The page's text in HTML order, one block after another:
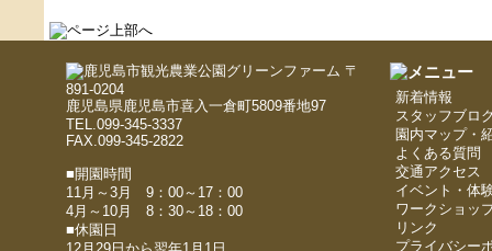
〒
891-0204
鹿児島県鹿児島市喜入一倉町5809番地97
TEL.099-345-3337
FAX.099-345-2822
■開園時間
11月～3月 9：00～17：00
4月～10月 8：30～18：00
■休園日
新着情報
スタッフブロ
園内マップ・
よくある質問
交通アクセス
イベント・体
ワークショッ
リンク
プライバシー